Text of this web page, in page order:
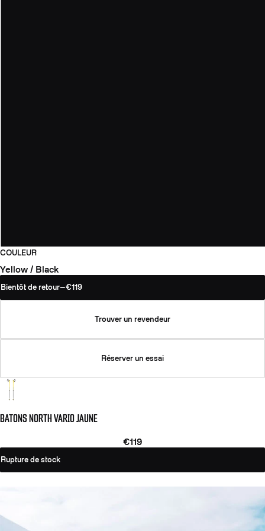
COULEUR
Yellow / Black
Bientôt de retour—€119
Trouver un revendeur
Réserver un essai
BATONS NORTH VARIO JAUNE
€119
Rupture de stock